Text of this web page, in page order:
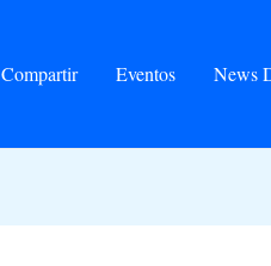
Compartir Eventos News